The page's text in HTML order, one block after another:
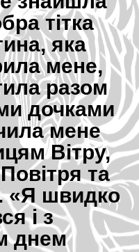
тітка
яка
мене,
разом
дочками
мене
Вітру,
та
«Я швидко
і з
днем